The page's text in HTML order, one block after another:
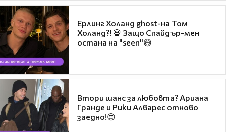
Ерлинг Холанд ghost-на Том
Холанд?! 💀 Защо Спайдър-мен
остана на "seen"😅
Втори шанс за любовта? Ариана
Гранде и Рики Алварес отново
заедно!😍